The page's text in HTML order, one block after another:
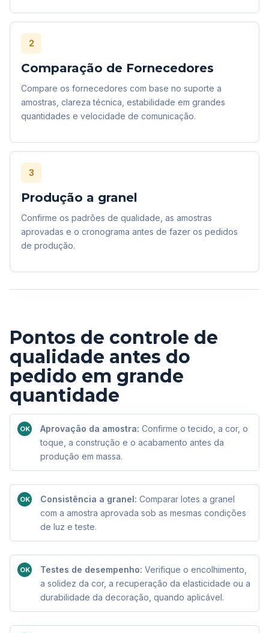
2
Comparação de Fornecedores
Compare os fornecedores com base no suporte a
amostras, clareza técnica, estabilidade em grandes
quantidades e velocidade de comunicação.
3
Produção a granel
Confirme os padrões de qualidade, as amostras
aprovadas e o cronograma antes de fazer os pedidos
de produção.
Pontos de controle de
qualidade antes do
pedido em grande
quantidade
OK Aprovação da amostra: Confirme o tecido, a cor, o
toque, a construção e o acabamento antes da
produção em massa.
OK Consistência a granel: Comparar lotes a granel
com a amostra aprovada sob as mesmas condições
de luz e teste.
OK Testes de desempenho: Verifique o encolhimento,
a solidez da cor, a recuperação da elasticidade ou a
durabilidade da decoração, quando aplicável.